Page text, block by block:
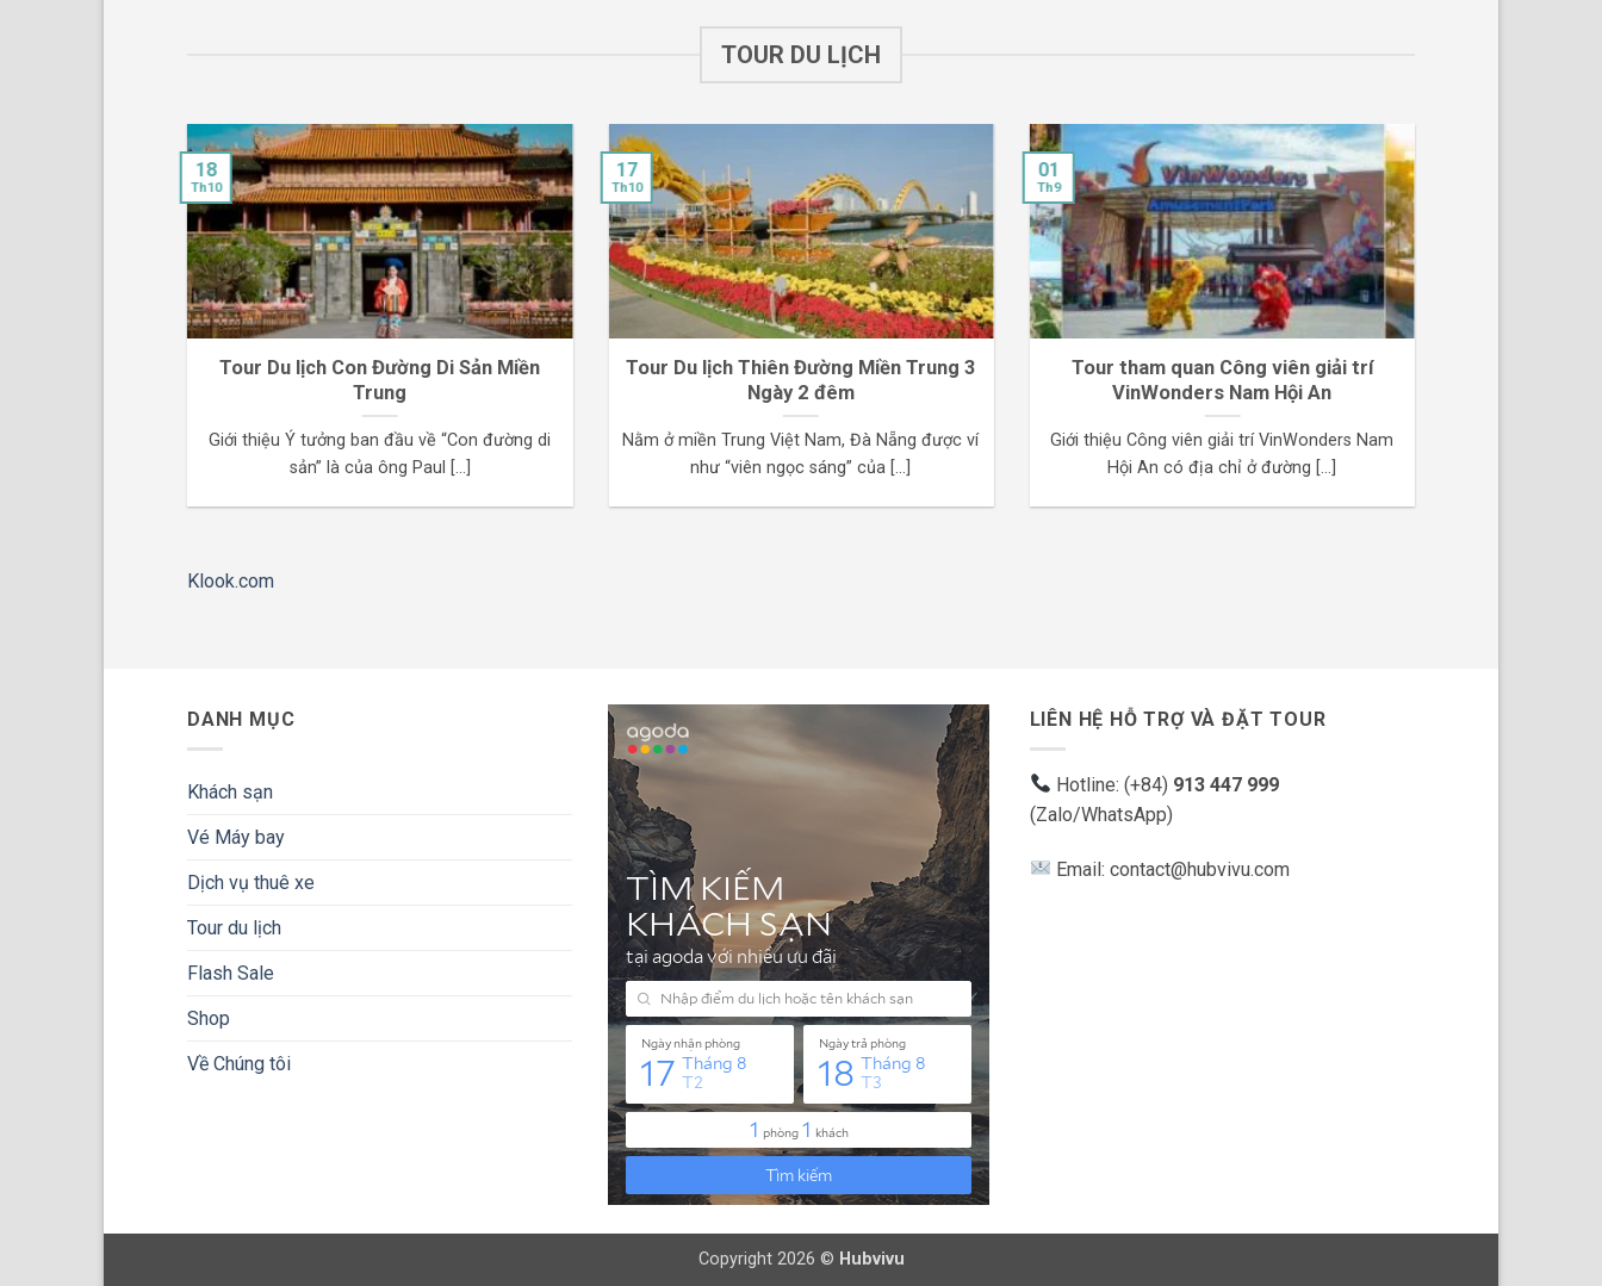
TOUR DU LỊCH
Tour Du lịch Con Đường Di Sản Miền
Trung
Giới thiệu Ý tưởng ban đầu về “Con đường di
sản” là của ông Paul [...]
18
Th10
Tour Du lịch Thiên Đường Miền Trung 3
Ngày 2 đêm
Nằm ở miền Trung Việt Nam, Đà Nẵng được ví
như “viên ngọc sáng” của [...]
17
Th10
Tour tham quan Công viên giải trí
VinWonders Nam Hội An
Giới thiệu Công viên giải trí VinWonders Nam
Hội An có địa chỉ ở đường [...]
01
Th9
Klook.com
DANH MỤC
Khách sạn
Vé Máy bay
Dịch vụ thuê xe
Tour du lịch
Flash Sale
Shop
Về Chúng tôi
LIÊN HỆ HỖ TRỢ VÀ ĐẶT TOUR
Hotline: (+84) 913 447 999
(Zalo/WhatsApp)
Email: contact@hubvivu.com
Copyright 2026 © Hubvivu